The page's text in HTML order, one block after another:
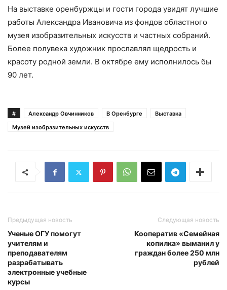
На выставке оренбуржцы и гости города увидят лучшие
работы Александра Ивановича из фондов областного
музея изобразительных искусств и частных собраний.
Более полувека художник прославлял щедрость и
красоту родной земли. В октябре ему исполнилось бы
90 лет.
# Александр Овчинников В Оренбурге
Выставка
Музей изобразительных искусств
Предыдущая новость
Ученые ОГУ помогут
учителям и
преподавателям
разрабатывать
электронные учебные
курсы
Следующая новость
Кооператив «Семейная
копилка» выманил у
граждан более 250 млн
рублей